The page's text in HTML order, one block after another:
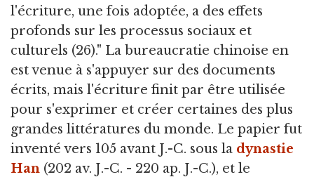
l'écriture, une fois adoptée, a des effets
profonds sur les processus sociaux et
culturels (26)." La bureaucratie chinoise en
est venue à s'appuyer sur des documents
écrits, mais l'écriture finit par être utilisée
pour s'exprimer et créer certaines des plus
grandes littératures du monde. Le papier fut
inventé vers 105 avant J.-C. sous la dynastie
Han (202 av. J.-C. - 220 ap. J.-C.), et le